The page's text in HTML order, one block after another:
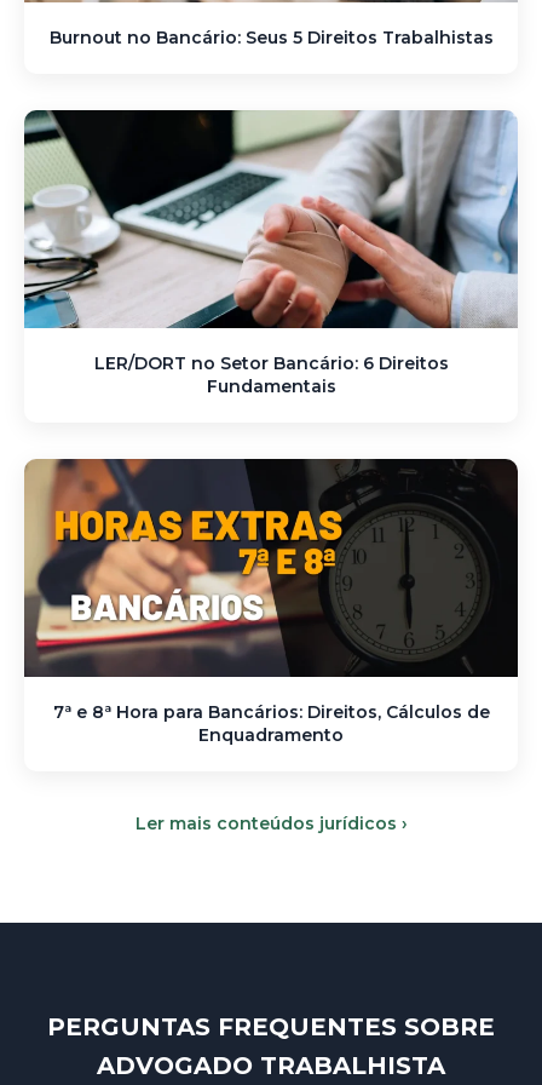
Burnout no Bancário: Seus 5 Direitos Trabalhistas
LER/DORT no Setor Bancário: 6 Direitos
Fundamentais
7ª e 8ª Hora para Bancários: Direitos, Cálculos de
Enquadramento
Ler mais conteúdos jurídicos ›
PERGUNTAS FREQUENTES SOBRE
ADVOGADO TRABALHISTA